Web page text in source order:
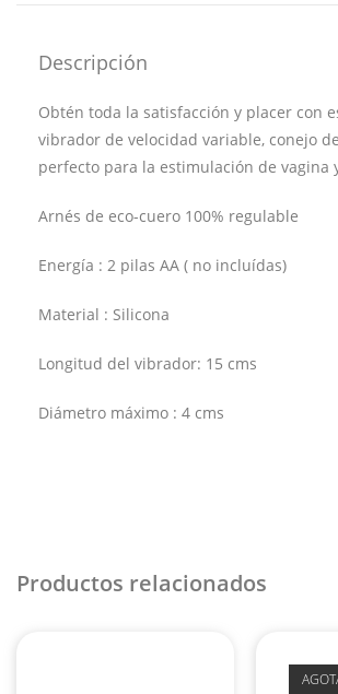
Descripción
Obtén toda la satisfacción y placer con
vibrador de velocidad variable, conejo
perfecto para la estimulación de vagina
Arnés de eco-cuero 100% regulable
Energía : 2 pilas AA ( no incluídas)
Material : Silicona
Longitud del vibrador: 15 cms
Diámetro máximo : 4 cms
Productos relacionados